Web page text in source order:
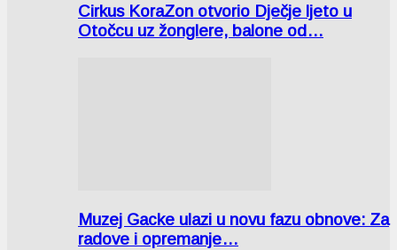
Cirkus KoraZon otvorio Dječje ljeto u
Otočcu uz žonglere, balone od…
Muzej Gacke ulazi u novu fazu obnove: Za
radove i opremanje…